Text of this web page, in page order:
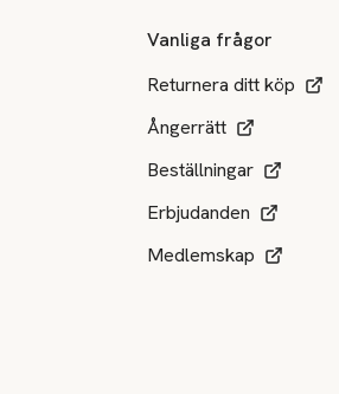
Vanliga frågor
Returnera ditt köp
Ångerrätt
Beställningar
Erbjudanden
Medlemskap